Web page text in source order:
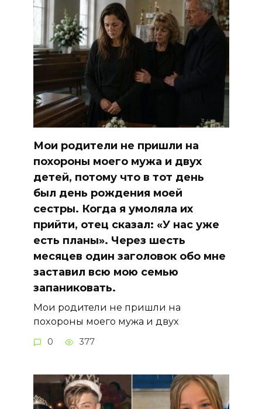
Мои родители не пришли на
похороны моего мужа и двух
детей, потому что в тот день
был день рождения моей
сестры. Когда я умоляла их
прийти, отец сказал: «У нас уже
есть планы». Через шесть
месяцев один заголовок обо мне
заставил всю мою семью
запаниковать.
Мои родители не пришли на
похороны моего мужа и двух
0 377